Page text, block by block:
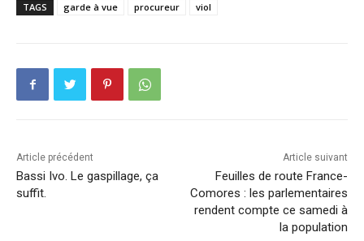
TAGS garde à vue procureur viol
Article précédent
Bassi Ivo. Le gaspillage, ça
suffit.
Article suivant
Feuilles de route France-
Comores : les parlementaires
rendent compte ce samedi à
la population